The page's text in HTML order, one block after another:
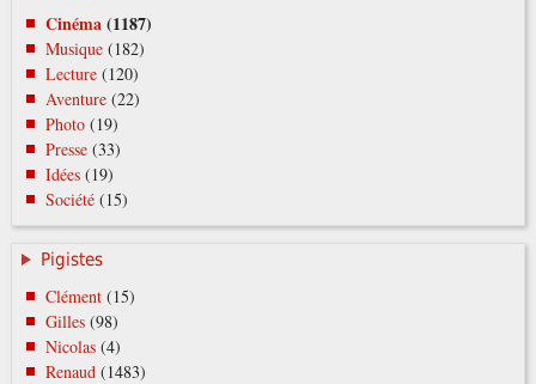
Cinéma(1187)
Musique (182)
Lecture (120)
Aventure (22)
Photo (19)
Presse (33)
Idées (19)
Société (15)
Pigistes
Clément(15)
Gilles(98)
Nicolas(4)
Renaud (1483)